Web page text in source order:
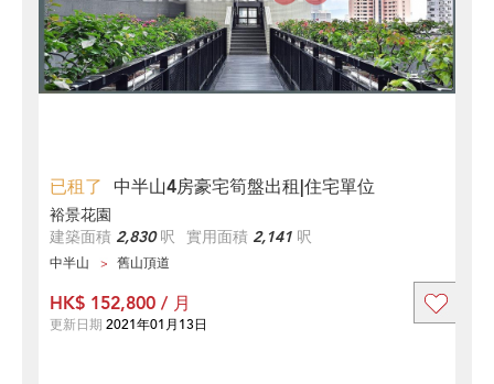
已租了 中半山4房豪宅筍盤出租|住宅單位
裕景花園
建築面積 2,830呎 實用面積 2,141 呎
中半山 舊山頂道
HK$ 152,800 / 月
更新日期 2021年01月13日